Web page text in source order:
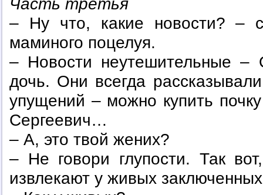
– Ну что, какие новости? –
маминого поцелуя.
– Новости неутешительные –
дочь. Они всегда
упущений – можно купить
Сергеевич…
– А, это твой жених?
– Не говори глупости. Так
извлекают у живых